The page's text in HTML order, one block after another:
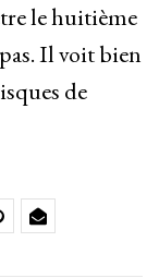
le huitième
Il voit bien
de